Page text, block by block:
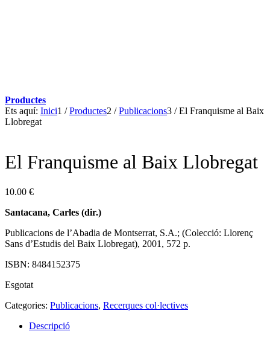
Productes
Ets aquí: Inici1 / Productes2 / Publicacions3 / El Franquisme al Baix
Llobregat
El Franquisme al Baix Llobregat
10.00 €
Santacana, Carles (dir.)
Publicacions de l’Abadia de Montserrat, S.A.; (Colecció: Llorenç
Sans d’Estudis del Baix Llobregat), 2001, 572 p.
ISBN: 8484152375
Esgotat
Categories: Publicacions, Recerques col·lectives
Descripció